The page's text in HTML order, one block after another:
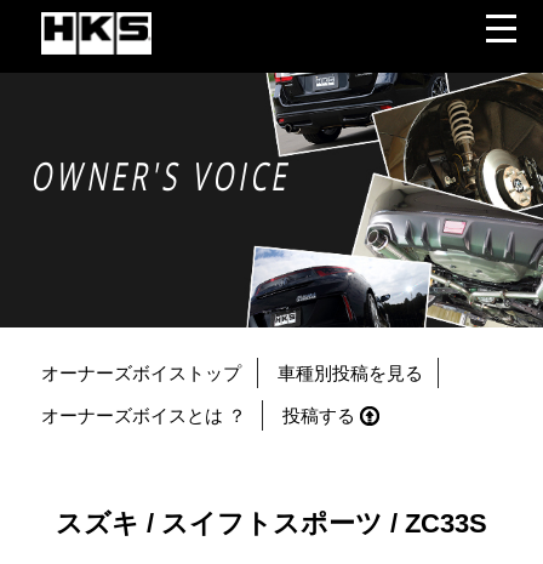
OWNER'S VOICE
オーナーズボイストップ 車種別投稿を見る
オーナーズボイスとは ？ 投稿する
スズキ / スイフトスポーツ / ZC33S